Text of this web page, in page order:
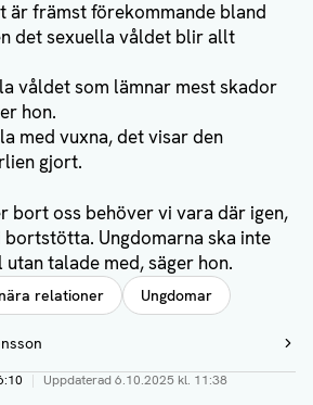
är främst förekommande bland
det sexuella våldet blir allt
våldet som lämnar mest skador
hon.
med vuxna, det visar den
gjort.
bort oss behöver vi vara där igen,
Ungdomarna ska inte
talade med, säger hon.
relationer Ungdomar
| Uppdaterad6.10.2025 kl. 11:38